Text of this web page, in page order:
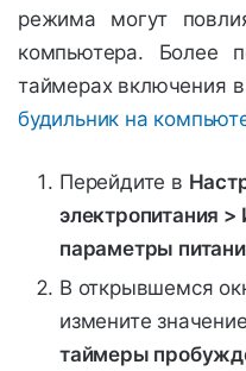
режима могут
компьютера. Более
таймерах включения
будильник на
Перейдите в
электропитания
параметры
В открывшемся
измените
таймеры